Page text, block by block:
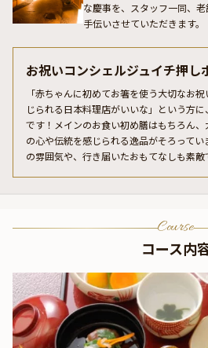
な慶事を、スタッフ一同、
手伝いさせていただきます。
お祝いコンシェルジュイチ押し
「赤ちゃんに初めてお箸を使う大切なお
じられる日本料理店がいいな」という方
です！メインのお食い初め膳はもちろん
の心や伝統を感じられる逸品がそろって
の雰囲気や、行き届いたおもてなしも素敵
Course
コース内